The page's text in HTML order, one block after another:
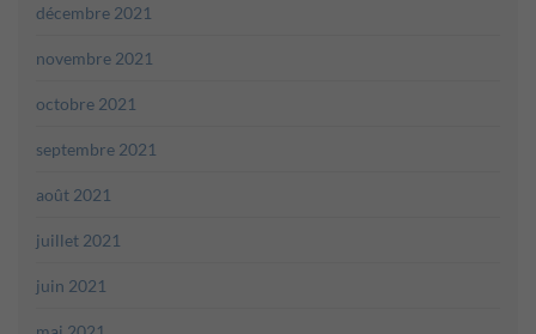
décembre 2021
novembre 2021
octobre 2021
septembre 2021
août 2021
juillet 2021
juin 2021